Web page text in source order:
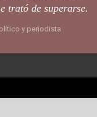
trató de superarse.
y periodista